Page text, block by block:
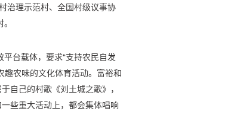
治理示范村、全国村级议事协
台载体，要求“支持农民自发
趣农味的文化体育活动。富裕和
自己的村歌《刘土城之歌》，
些重大活动上，都会集体唱响